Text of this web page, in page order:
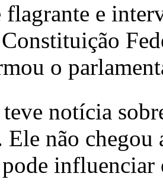
flagrante e
o
notícia
não chegou
influenciar